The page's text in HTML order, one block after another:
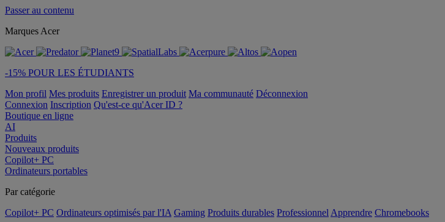
Passer au contenu
Marques Acer
-15% POUR LES ÉTUDIANTS
Mon profil Mes produits Enregistrer un produit Ma communauté Déconnexion
Connexion Inscription Qu'est-ce qu'Acer ID ?
Boutique en ligne
AI
Produits
Nouveaux produits
Copilot+ PC
Ordinateurs portables
Par catégorie
Copilot+ PC Ordinateurs optimisés par l'IA Gaming Produits durables Professionnel Apprendre Chromebooks